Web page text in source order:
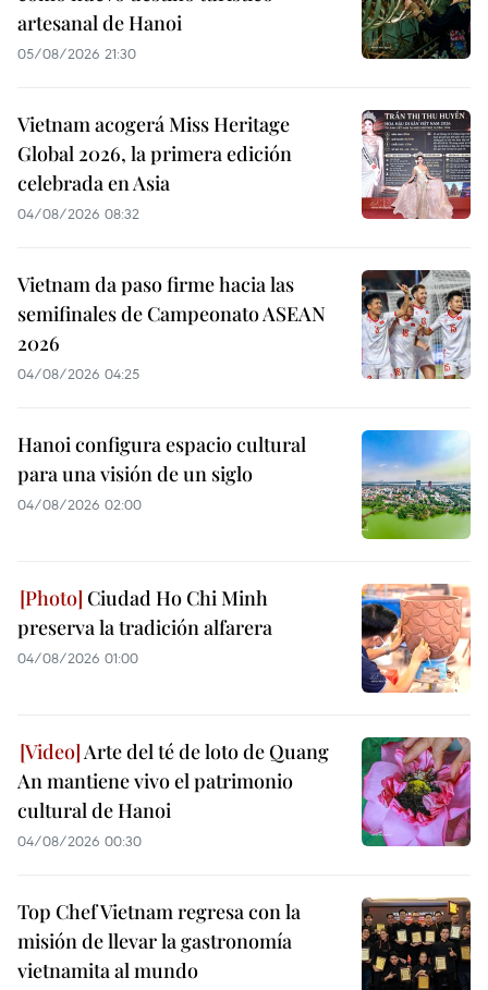
artesanal de Hanoi
05/08/2026 21:30
Vietnam acogerá Miss Heritage
Global 2026, la primera edición
celebrada en Asia
04/08/2026 08:32
Vietnam da paso firme hacia las
semifinales de Campeonato ASEAN
2026
04/08/2026 04:25
Hanoi configura espacio cultural
para una visión de un siglo
04/08/2026 02:00
Ciudad Ho Chi Minh
preserva la tradición alfarera
04/08/2026 01:00
Arte del té de loto de Quang
An mantiene vivo el patrimonio
cultural de Hanoi
04/08/2026 00:30
Top Chef Vietnam regresa con la
misión de llevar la gastronomía
vietnamita al mundo